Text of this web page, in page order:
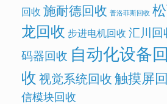
回收 施耐德回收 普洛菲斯回收
龙回收 步进电机回收 汇川回
码器回收 自动化设备
收视觉系统回收触摸屏
信模块回收